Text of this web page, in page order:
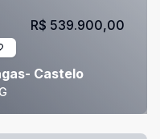
Castelo
R$ 539.900,00